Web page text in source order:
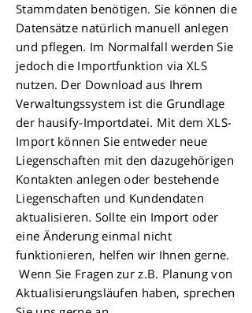
Stammdaten benötigen. Sie können die
Datensätze natürlich manuell anlegen
und pflegen. Im Normalfall werden Sie
jedoch die Importfunktion via XLS
nutzen. Der Download aus Ihrem
Verwaltungssystem ist die Grundlage
der hausify-Importdatei. Mit dem XLS-
Import können Sie entweder neue
Liegenschaften mit den dazugehörigen
Kontakten anlegen oder bestehende
Liegenschaften und Kundendaten
aktualisieren. Sollte ein Import oder
eine Änderung einmal nicht
funktionieren, helfen wir Ihnen gerne.
Wenn Sie Fragen zur z.B. Planung von
Aktualisierungsläufen haben, sprechen